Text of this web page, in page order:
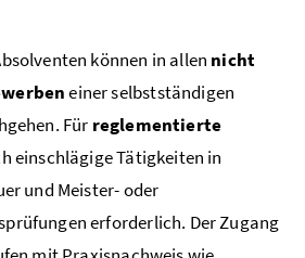
können in allen nicht
einer selbst­ständigen
Für reglementierte
einschlägige Tätigkeiten in
und Meister- oder
erforderlich. Der Zugang